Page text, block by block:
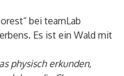
bei teamLab
Es ist ein Wald mit
physisch erkunden,